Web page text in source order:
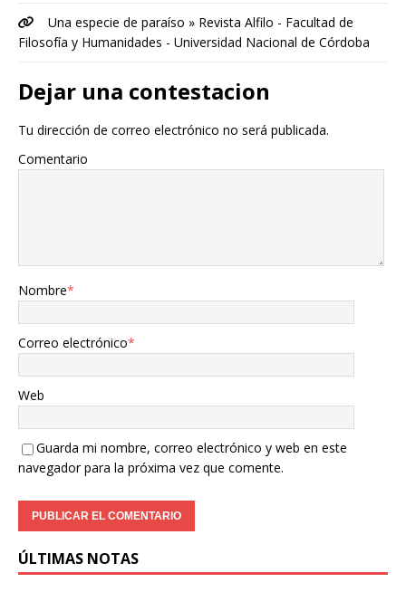
Una especie de paraíso » Revista Alfilo - Facultad de
Filosofía y Humanidades - Universidad Nacional de Córdoba
Dejar una contestacion
Tu dirección de correo electrónico no será publicada.
Comentario
Nombre*
Correo electrónico*
Web
Guarda mi nombre, correo electrónico y web en este
navegador para la próxima vez que comente.
ÚLTIMAS NOTAS